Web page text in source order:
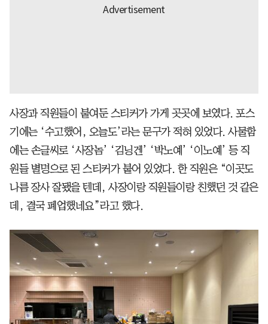
사장과 직원들이 붙여둔 스티커가 가게 곳곳에 보였다. 포스
기에는 ‘수고했어, 오늘도’라는 문구가 적혀 있었다. 사물함
에는 손글씨로 ‘사장놈’ ‘김닝겐’ ‘박노예’ ‘이노예’ 등 직
원들 별명으로 된 스티커가 붙어 있었다. 한 직원은 “이곳도
나름 장사 잘됐을 텐데, 사장이랑 직원들이랑 친했던 것 같은
데, 결국 폐업했네요”라고 했다.